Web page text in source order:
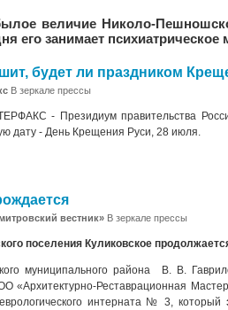
величие Николо-
его занимает
будет ли праздником
В зеркале прессы
- Президиум правительства
дату - День Крещения Руси, 28 июля.
вестник» В зеркале прессы
поселения Куликовское
муниципального района В. В.
«Архитектурно-Реставрационная
интерната № 3, который